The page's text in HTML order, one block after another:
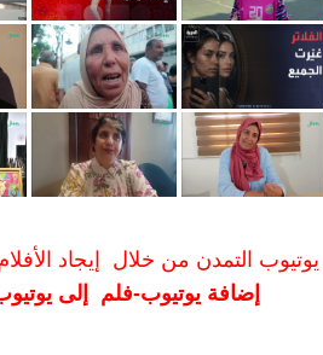
التمدن من خلال إيجاد الأفلام
إضافة يوتيوب-فلم إلى